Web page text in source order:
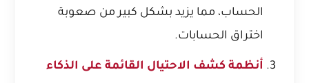
الحساب، مما يزيد بشكل كبير من صعوبة
اختراق الحسابات.
أنظمة كشف الاحتيال القائمة على الذكاء